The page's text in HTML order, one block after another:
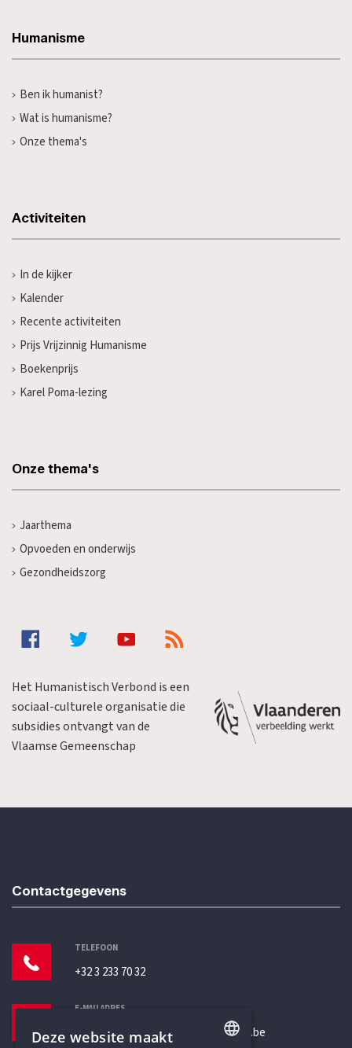
Humanisme
Ben ik humanist?
Wat is humanisme?
Onze thema's
Activiteiten
In de kijker
Kalender
Recente activiteiten
Prijs Vrijzinnig Humanisme
Boekenprijs
Karel Poma-lezing
Onze thema's
Jaarthema
Opvoeden en onderwijs
Gezondheidszorg
Het Humanistisch Verbond is een
sociaal-culturele organisatie die
subsidies ontvangt van de
Vlaamse Gemeenschap
Contactgegevens
TELEFOON
+32 3 233 70 32
E-MAILADRES
secretariaat@humanistischverbond.be
Deze website maakt